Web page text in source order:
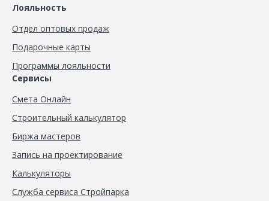
Лояльность
Отдел оптовых продаж
Подарочные карты
Программы лояльности
Сервисы
Смета Онлайн
Строительный калькулятор
Биржа мастеров
Запись на проектирование
Калькуляторы
Служба сервиса Стройпарка